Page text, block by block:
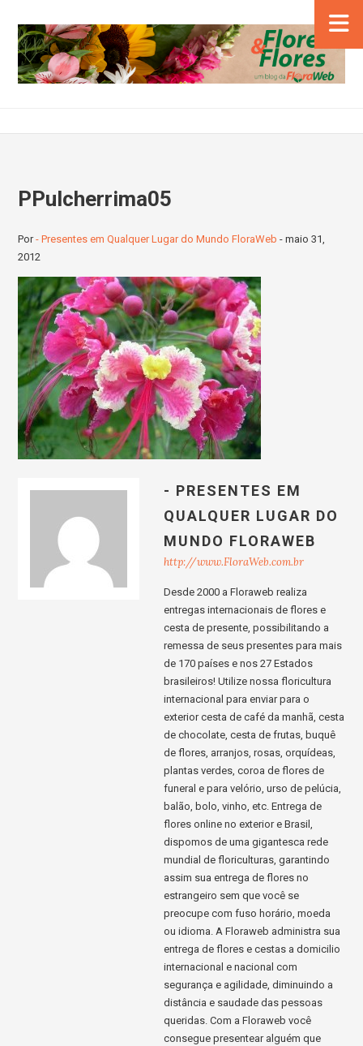
PPulcherrima05
Por- Presentes em Qualquer Lugar do Mundo FloraWeb -maio 31,
2012
- PRESENTES EM
QUALQUER LUGAR DO
MUNDO FLORAWEB
http://www.FloraWeb.com.br
Desde 2000 a Floraweb realiza
entregas internacionais de flores e
cesta de presente, possibilitando a
remessa de seus presentes para mais
de 170 países e nos 27 Estados
brasileiros! Utilize nossa floricultura
internacional para enviar para o
exterior cesta de café da manhã, cesta
de chocolate, cesta de frutas, buquê
de flores, arranjos, rosas, orquídeas,
plantas verdes, coroa de flores de
funeral e para velório, urso de pelúcia,
balão, bolo, vinho, etc. Entrega de
flores online no exterior e Brasil,
dispomos de uma gigantesca rede
mundial de floriculturas, garantindo
assim sua entrega de flores no
estrangeiro sem que você se
preocupe com fuso horário, moeda
ou idioma. A Floraweb administra sua
entrega de flores e cestas a domicilio
internacional e nacional com
segurança e agilidade, diminuindo a
distância e saudade das pessoas
queridas. Com a Floraweb você
consegue presentear alguém que